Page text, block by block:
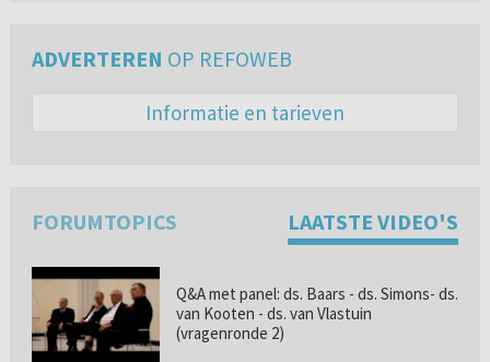
ADVERTEREN OP REFOWEB
Informatie en tarieven
FORUMTOPICS LAATSTE VIDEO'S
Q&A met panel: ds. Baars - ds. Simons- ds.
van Kooten - ds. van Vlastuin
(vragenronde 2)